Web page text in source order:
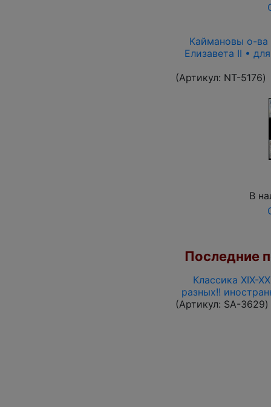
Каймановы о-ва
Елизавета II •
(Артикул: NT-5176)
В
Последние
Классика XIX-
разных!!
(Артикул: SA-3629)